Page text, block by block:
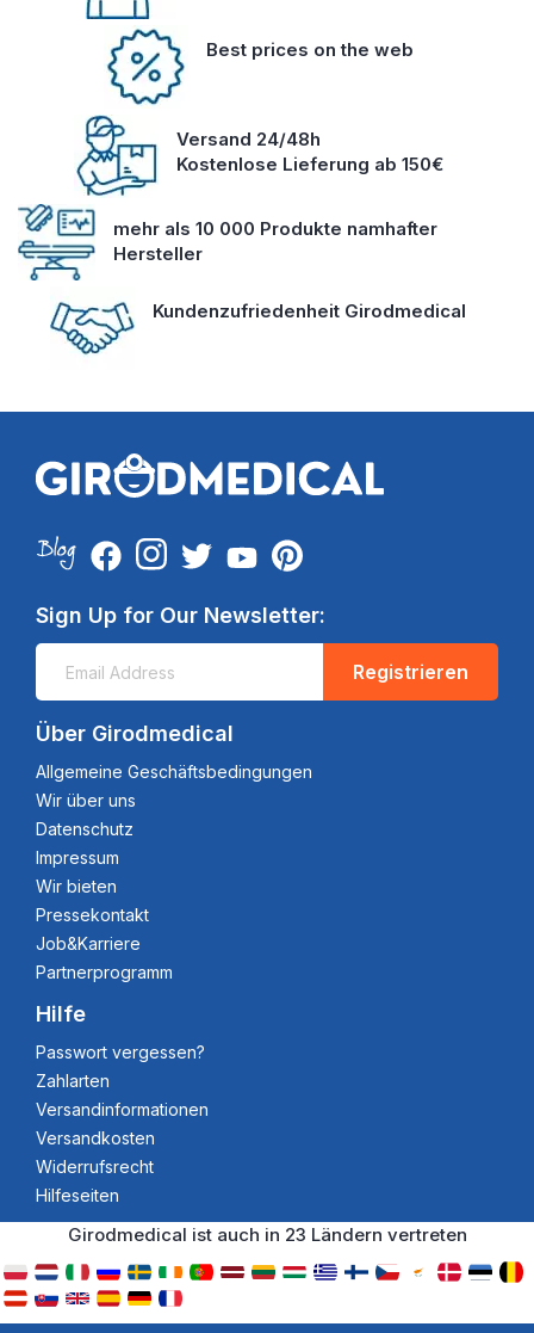
Best prices on the web
Versand 24/48h
Kostenlose Lieferung ab 150€
mehr als 10 000 Produkte namhafter
Hersteller
Kundenzufriedenheit Girodmedical
Sign Up for Our Newsletter:
Registrieren
Über Girodmedical
Allgemeine Geschäftsbedingungen
Wir über uns
Datenschutz
Impressum
Wir bieten
Pressekontakt
Job&Karriere
Partnerprogramm
Hilfe
Passwort vergessen?
Zahlarten
Versandinformationen
Versandkosten
Widerrufsrecht
Hilfeseiten
Girodmedical ist auch in 23 Ländern vertreten